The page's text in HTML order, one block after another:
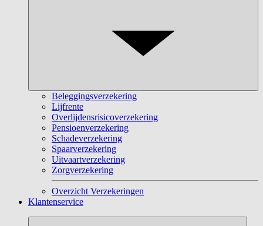
Beleggingsverzekering
Lijfrente
Overlijdensrisicoverzekering
Pensioenverzekering
Schadeverzekering
Spaarverzekering
Uitvaartverzekering
Zorgverzekering
Overzicht Verzekeringen
Klantenservice